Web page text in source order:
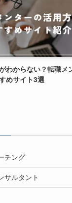
わからない？転職メ
めサイト3選
チング
サルタント